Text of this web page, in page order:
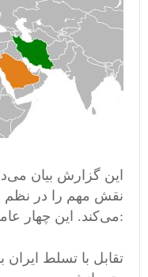
نقش مهم را در نظم
می‌کند. این چهار عامل عبارتند از: